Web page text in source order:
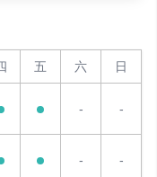
五 六 日
- -
- -